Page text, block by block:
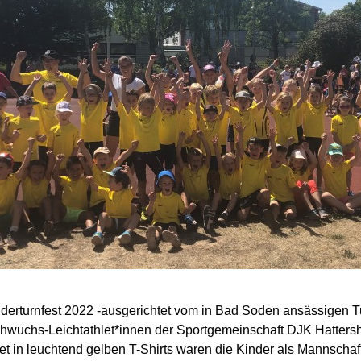
2022 -ausgerichtet vom in Bad Soden ansässigen
Leichtathlet*innen der Sportgemeinschaft DJK
in leuchtend gelben T-Shirts waren die Kinder als